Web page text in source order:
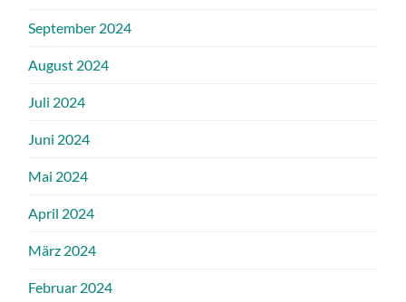
September 2024
August 2024
Juli 2024
Juni 2024
Mai 2024
April 2024
März 2024
Februar 2024